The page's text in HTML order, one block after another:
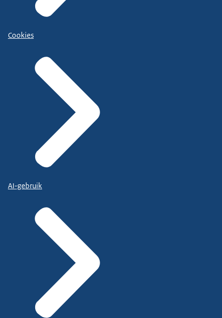
Cookies
AI-gebruik